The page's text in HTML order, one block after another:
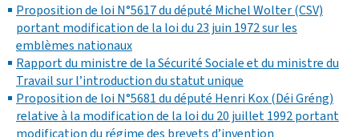
l
e
Proposition de loi N°5617 du député Michel Wolter (CSV)
portant modification de la loi du 23 juin 1972 sur les
emblèmes nationaux
Rapport du ministre de la Sécurité Sociale et du ministre du
Travail sur l’introduction du statut unique
Proposition de loi N°5681 du député Henri Kox (Déi Gréng)
relative à la modification de la loi du 20 juillet 1992 portant
modification du régime des brevets d’invention